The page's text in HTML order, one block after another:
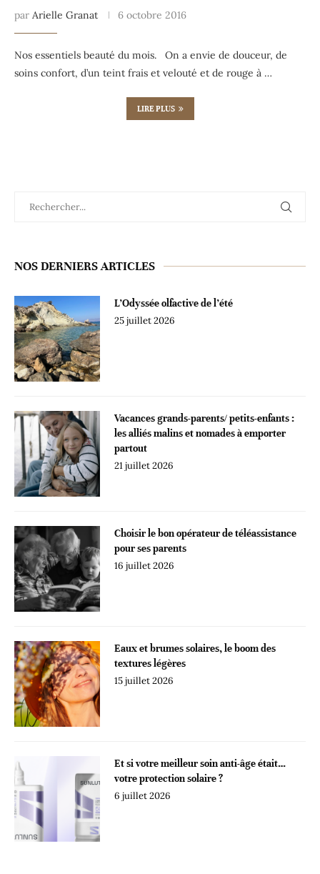
par Arielle Granat 6 octobre 2016
Nos essentiels beauté du mois. On a envie de douceur, de
soins confort, d’un teint frais et velouté et de rouge à …
LIRE PLUS
NOS DERNIERS ARTICLES
L’Odyssée olfactive de l’été
25 juillet 2026
Vacances grands-parents/ petits-enfants :
les alliés malins et nomades à emporter
partout
21 juillet 2026
Choisir le bon opérateur de téléassistance
pour ses parents
16 juillet 2026
Eaux et brumes solaires, le boom des
textures légères
15 juillet 2026
Et si votre meilleur soin anti-âge était…
votre protection solaire ?
6 juillet 2026